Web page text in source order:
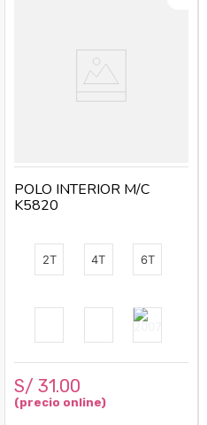
2T 4T 6T
POLO INTERIOR M/C
K5820
S/ 31.00